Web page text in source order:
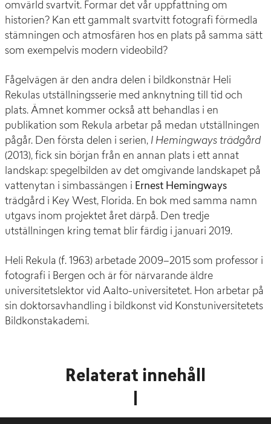
omvärld svartvit. Formar det vår uppfattning om
historien? Kan ett gammalt svartvitt fotografi förmedla
stämningen och atmosfären hos en plats på samma sätt
som exempelvis modern videobild?
Fågelvägen är den andra delen i bildkonstnär Heli
Rekulas utställningsserie med anknytning till tid och
plats. Ämnet kommer också att behandlas i en
publikation som Rekula arbetar på medan utställningen
pågår. Den första delen i serien, I Hemingways trädgård
(2013), fick sin början från en annan plats i ett annat
landskap: spegelbilden av det omgivande landskapet på
vattenytan i simbassängen i Ernest Hemingways
trädgård i Key West, Florida. En bok med samma namn
utgavs inom projektet året därpå. Den tredje
utställningen kring temat blir färdig i januari 2019.
Heli Rekula (f. 1963) arbetade 2009–2015 som professor i
fotografi i Bergen och är för närvarande äldre
universitetslektor vid Aalto-universitetet. Hon arbetar på
sin doktorsavhandling i bildkonst vid Konstuniversitetets
Bildkonstakademi.
Relaterat innehåll